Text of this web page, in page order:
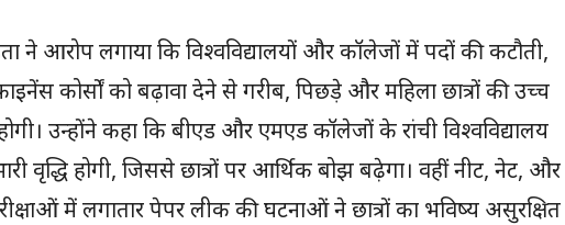
ने आरोप लगाया कि विश्वविद्यालयों और कॉलेजों में पदों की कटौती,
कोर्सों को बढ़ावा देने से गरीब, पिछड़े और महिला छात्रों की उच्च
उन्होंने कहा कि बीएड और एमएड कॉलेजों के रांची विश्वविद्यालय
वृद्धि होगी, जिससे छात्रों पर आर्थिक बोझ बढ़ेगा। वहीं नीट, नेट, और
में लगातार पेपर लीक की घटनाओं ने छात्रों का भविष्य असुरक्षित